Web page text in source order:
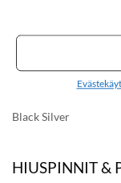
BOW19 Flower
Black Silver
HIUSPINNIT &